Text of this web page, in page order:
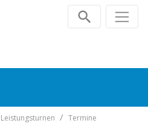
Leistungsturnen Termine